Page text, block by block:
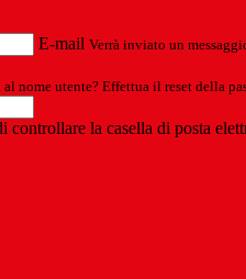
E-mail Verrà inviato un
nome utente? Effettua il reset della
controllare la casella di posta